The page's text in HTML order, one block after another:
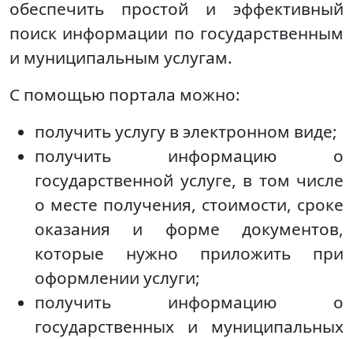
обеспечить простой и эффективный
поиск информации по государственным
и муниципальным услугам.
С помощью портала можно:
получить услугу в электронном виде;
получить информацию о
государственной услуге, в том числе
о месте получения, стоимости, сроке
оказания и форме документов,
которые нужно приложить при
оформлении услуги;
получить информацию о
государственных и муниципальных